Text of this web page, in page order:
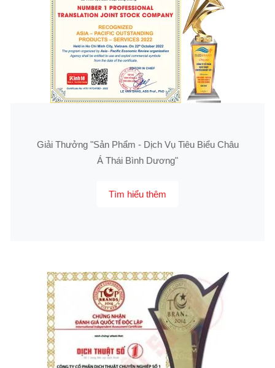
Giải Thưởng "Sản Phẩm - Dịch Vụ Tiêu Biểu Châu
Á Thái Bình Dương"
Tìm hiểu thêm